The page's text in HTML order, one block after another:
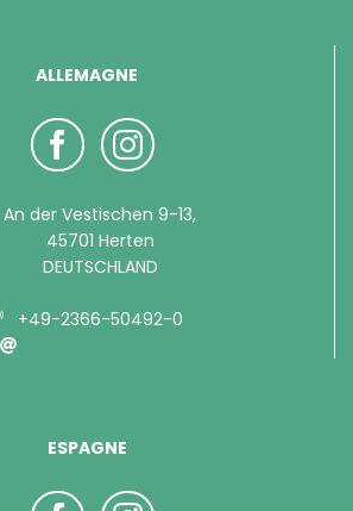
ALLEMAGNE
An der Vestischen 9-13,
45701 Herten
DEUTSCHLAND
+49-2366-50492-0
ESPAGNE